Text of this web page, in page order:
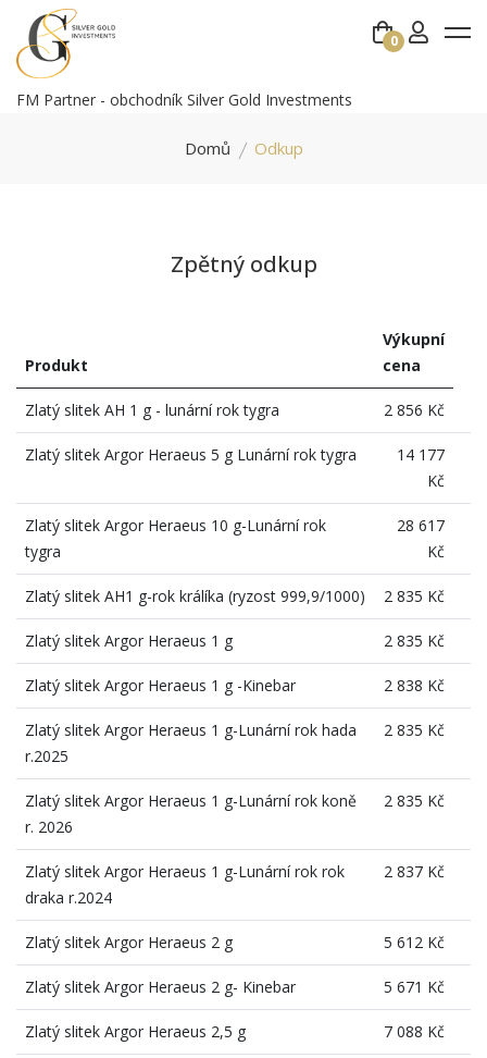
0
FM Partner - obchodník Silver Gold Investments
Domů Odkup
Zpětný odkup
Produkt
Výkupní
cena
Zlatý slitek AH 1 g - lunární rok tygra 2 856 Kč
Zlatý slitek Argor Heraeus 5 g Lunární rok tygra
14 177
Kč
Zlatý slitek Argor Heraeus 10 g-Lunární rok
tygra
28 617
Kč
Zlatý slitek AH1 g-rok králíka (ryzost 999,9/1000) 2 835 Kč
Zlatý slitek Argor Heraeus 1 g 2 835 Kč
Zlatý slitek Argor Heraeus 1 g -Kinebar 2 838 Kč
Zlatý slitek Argor Heraeus 1 g-Lunární rok hada
r.2025
2 835 Kč
Zlatý slitek Argor Heraeus 1 g-Lunární rok koně
r. 2026
2 835 Kč
Zlatý slitek Argor Heraeus 1 g-Lunární rok rok
draka r.2024
2 837 Kč
Zlatý slitek Argor Heraeus 2 g 5 612 Kč
Zlatý slitek Argor Heraeus 2 g- Kinebar 5 671 Kč
Zlatý slitek Argor Heraeus 2,5 g 7 088 Kč